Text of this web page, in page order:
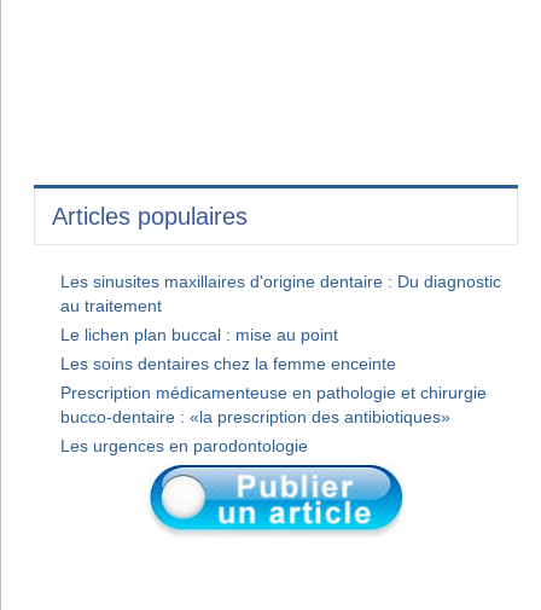
Articles populaires
Les sinusites maxillaires d'origine dentaire : Du diagnostic
au traitement
Le lichen plan buccal : mise au point
Les soins dentaires chez la femme enceinte
Prescription médicamenteuse en pathologie et chirurgie
bucco-dentaire : «la prescription des antibiotiques»
Les urgences en parodontologie